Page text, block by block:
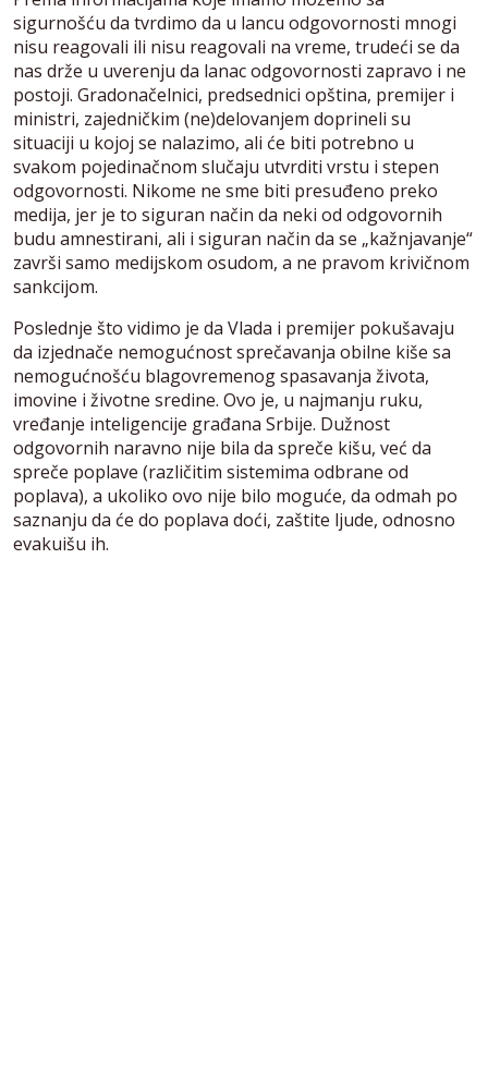
sigurnošću da tvrdimo da u lancu odgovornosti mnogi
nisu reagovali ili nisu reagovali na vreme, trudeći se da
nas drže u uverenju da lanac odgovornosti zapravo i ne
postoji. Gradonačelnici, predsednici opština, premijer i
ministri, zajedničkim (ne)delovanjem doprineli su
situaciji u kojoj se nalazimo, ali će biti potrebno u
svakom pojedinačnom slučaju utvrditi vrstu i stepen
odgovornosti. Nikome ne sme biti presuđeno preko
medija, jer je to siguran način da neki od odgovornih
budu amnestirani, ali i siguran način da se „kažnjavanje“
završi samo medijskom osudom, a ne pravom krivičnom
sankcijom.
Poslednje što vidimo je da Vlada i premijer pokušavaju
da izjednače nemogućnost sprečavanja obilne kiše sa
nemogućnošću blagovremenog spasavanja života,
imovine i životne sredine. Ovo je, u najmanju ruku,
vređanje inteligencije građana Srbije. Dužnost
odgovornih naravno nije bila da spreče kišu, već da
spreče poplave (različitim sistemima odbrane od
poplava), a ukoliko ovo nije bilo moguće, da odmah po
saznanju da će do poplava doći, zaštite ljude, odnosno
evakuišu ih.